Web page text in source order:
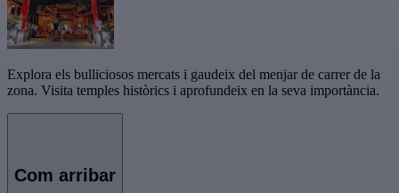
Explora els bulliciosos mercats i gaudeix del menjar de carrer de la
zona. Visita temples històrics i aprofundeix en la seva importància.
Com arribar